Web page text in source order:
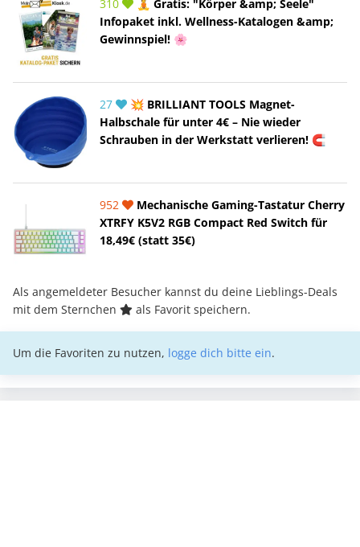
310
🧘 Gratis: "Körper &amp; Seele"
Infopaket inkl. Wellness-Katalogen &amp;
Gewinnspiel! 🌸
27
💥 BRILLIANT TOOLS Magnet-
Halbschale für unter 4€ – Nie wieder
Schrauben in der Werkstatt verlieren! 🧲
952
Mechanische Gaming-Tastatur Cherry
XTRFY K5V2 RGB Compact Red Switch für
18,49€ (statt 35€)
Als angemeldeter Besucher kannst du deine Lieblings-Deals
mit dem Sternchen
als Favorit speichern.
Um die Favoriten zu nutzen, logge dich bitte ein.